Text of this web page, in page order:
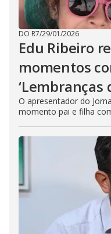
DO R7/29/01/2026
Edu Ribeiro
momentos
‘Lembranças
O apresentador do
momento pai e filha